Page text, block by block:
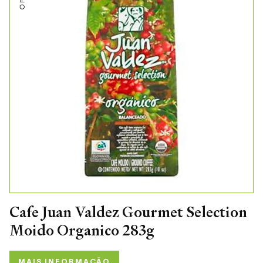
Cafe Juan Valdez Gourmet Selection
Moido Organico 283g